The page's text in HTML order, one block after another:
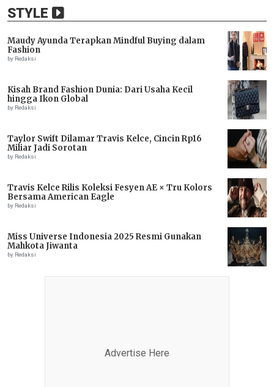
STYLE
Maudy Ayunda Terapkan Mindful Buying dalam
Fashion
by Redaksi
Kisah Brand Fashion Dunia: Dari Usaha Kecil
hingga Ikon Global
by Redaksi
Taylor Swift Dilamar Travis Kelce, Cincin Rp16
Miliar Jadi Sorotan
by Redaksi
Travis Kelce Rilis Koleksi Fesyen AE × Tru Kolors
Bersama American Eagle
by Redaksi
Miss Universe Indonesia 2025 Resmi Gunakan
Mahkota Jiwanta
by Redaksi
Advertise Here